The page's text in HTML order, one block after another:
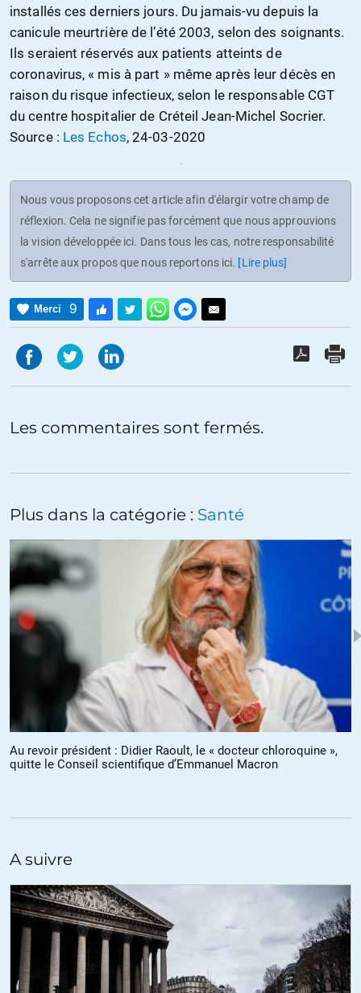
installés ces derniers jours. Du jamais-vu depuis la
canicule meurtrière de l’été 2003, selon des soignants.
Ils seraient réservés aux patients atteints de
coronavirus, « mis à part » même après leur décès en
raison du risque infectieux, selon le responsable CGT
du centre hospitalier de Créteil Jean-Michel Socrier.
Source : Les Echos, 24-03-2020
Nous vous proposons cet article afin d'élargir votre champ de
réflexion. Cela ne signifie pas forcément que nous approuvions
la vision développée ici. Dans tous les cas, notre responsabilité
s'arrête aux propos que nous reportons ici. [Lire plus]
Merci 9
Les commentaires sont fermés.
Plus dans la catégorie : Santé
Au revoir président : Didier Raoult, le « docteur chloroquine »,
quitte le Conseil scientifique d’Emmanuel Macron
A suivre